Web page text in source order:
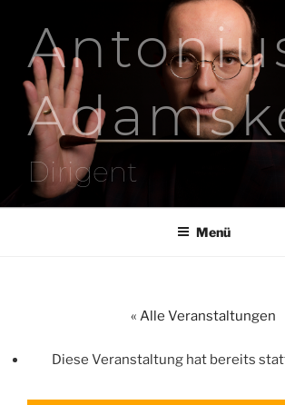
springen
Dirigent
Menü
« Alle Veranstaltungen
Diese Veranstaltung hat bereits